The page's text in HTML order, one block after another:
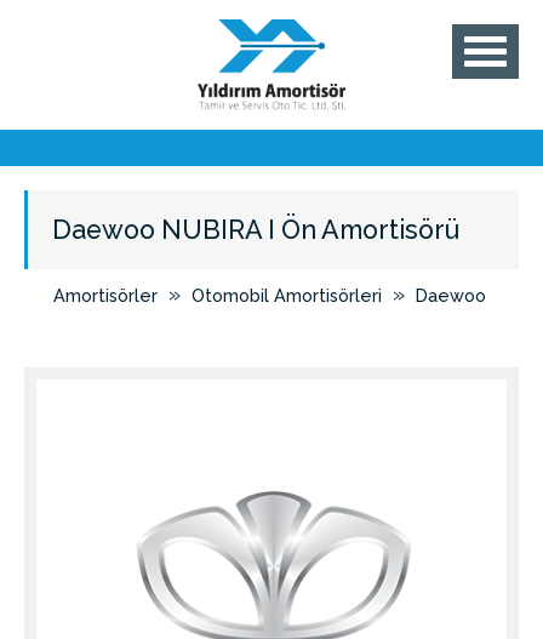
Daewoo NUBIRA I Ön Amortisörü
Amortisörler » Otomobil Amortisörleri » Daewoo